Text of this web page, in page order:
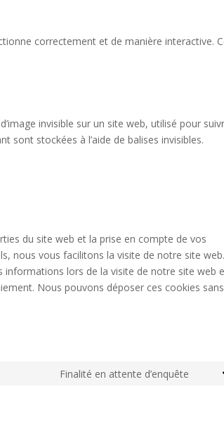
correctement et de manière interactive.
invisible sur un site web, utilisé pour
sont stockées à l’aide de balises invisibles.
du site web et la prise en compte de vos
nous vous facilitons la visite de notre site web.
informations lors de la visite de notre site web
Nous pouvons déposer ces cookies sans
Finalité en attente d’enquête